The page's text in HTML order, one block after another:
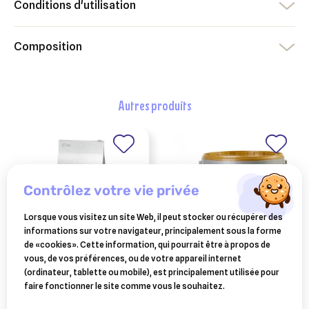
Conditions d'utilisation
Composition
autres produits
ADVANCE-AFFINITY
advance veterinary
diets diabetes chien
EQUISTRO
equistro artphyton
chevaux 1.5kg
contrôlez votre vie privée
Lorsque vous visitez un site Web, il peut stocker ou récupérer des
informations sur votre navigateur, principalement sous la forme
de «cookies». Cette information, qui pourrait être à propos de
vous, de vos préférences, ou de votre appareil internet
(ordinateur, tablette ou mobile), est principalement utilisée pour
faire fonctionner le site comme vous le souhaitez.